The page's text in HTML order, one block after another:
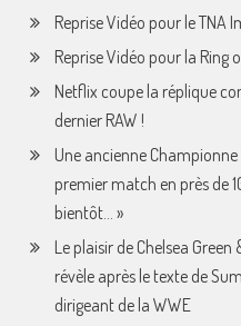
Reprise Vidéo pour le TNA
Reprise Vidéo pour la
Netflix coupe la réplique
dernier RAW !
Une ancienne
premier match en près de
bientôt… »
Le plaisir de Chelsea
révèle après le texte de
dirigeant de la WWE